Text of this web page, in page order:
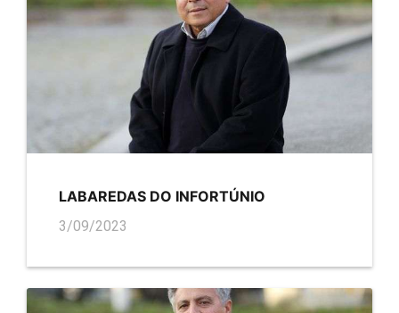
LABAREDAS DO INFORTÚNIO
3/09/2023